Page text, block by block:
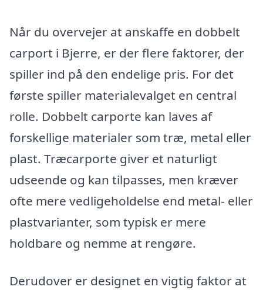
Når du overvejer at anskaffe en dobbelt
carport i Bjerre, er der flere faktorer, der
spiller ind på den endelige pris. For det
første spiller materialevalget en central
rolle. Dobbelt carporte kan laves af
forskellige materialer som træ, metal eller
plast. Træcarporte giver et naturligt
udseende og kan tilpasses, men kræver
ofte mere vedligeholdelse end metal- eller
plastvarianter, som typisk er mere
holdbare og nemme at rengøre.
Derudover er designet en vigtig faktor at